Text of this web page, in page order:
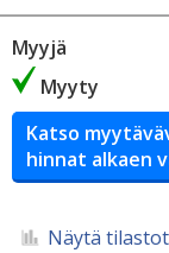
Myyjä
Myyty
Katso
hinnat alkaen
Näytä tilastot